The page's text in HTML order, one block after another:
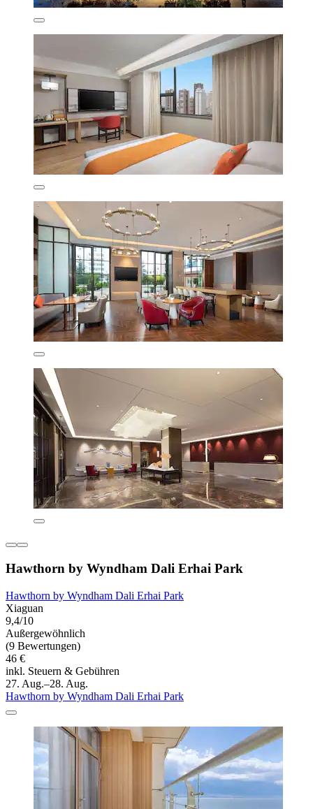
Hawthorn by Wyndham Dali Erhai Park
Hawthorn by Wyndham Dali Erhai Park
Xiaguan
9,4/10
Außergewöhnlich
(9 Bewertungen)
46 €
inkl. Steuern & Gebühren
27. Aug.–28. Aug.
Hawthorn by Wyndham Dali Erhai Park